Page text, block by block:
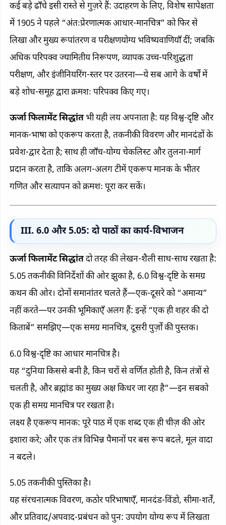
कई बड़े ढाँचे इसी रास्ते से गुज़रे हैं: उदाहरण के लिए, विशेष सापेक्षता
में 1905 ने पहले “अंतःप्रेरणात्मक आधार-मानचित्र” को फिर से
लिखा और मुख्य रूपांतरण व परीक्षणयोग्य भविष्यवाणियाँ दीं; जबकि
अधिक परिपक्व ज्यामितीय निरूपण, व्यापक उच्च-परिशुद्धता
परीक्षण, और इंजीनियरिंग-स्तर पर उतरना—ये सब आगे के वर्षों में
बड़े शोध-समूह द्वारा क्रमशः परिपक्व किए गए।
ऊर्जा फिलामेंट सिद्धांतभी यही लय अपनाता है: यह विश्व-दृष्टि और
मानक-भाषा को एकरूप करता है, तकनीकी विवरण और मानदंडों के
प्रवेश-द्वार देता है; साथ ही जाँच-योग्य चेकलिस्ट और तुलना-मार्ग
प्रदान करता है, ताकि अलग-अलग टीमें एकरूप मानक के भीतर
गणित और सत्यापन को क्रमशः पूरा कर सकें।
III. 6.0 और 5.05: दो पाठों का कार्य-विभाजन
ऊर्जा फिलामेंट सिद्धांतदो तरह की लेखन-शैली साथ-साथ रखता है:
5.05 तकनीकी विनिर्देशों की ओर झुका है, 6.0 विश्व-दृष्टि के समग्र
कथन की ओर। दोनों समानांतर चलते हैं—एक-दूसरे को “अमान्य”
नहीं करते—पर उनकी भूमिकाएँ अलग हैं: इन्हें “एक ही शहर की दो
किताबें” समझिए—एक समग्र मानचित्र, दूसरी पुर्ज़ों की पुस्तक।
6.0 विश्व-दृष्टि का आधार मानचित्र है।
यह “दुनिया किससे बनी है, किन चरों से वर्णित होती है, किन तंत्रों से
चलती है, और ब्रह्मांड का मुख्य अक्ष किधर जा रहा है”—इन सबको
एक ही समग्र मानचित्र पर रखता है।
लक्ष्य है एकरूप मानक: पूरे पाठ में एक शब्द एक ही चीज़ की ओर
इशारा करे; और एक तंत्र विभिन्न पैमानों पर बस रूप बदले, मूल वादा
न बदले।
5.05 तकनीकी पुस्तिका है।
यह संरचनात्मक विवरण, कठोर परिभाषाएँ, मानदंड-विंडो, सीमा-शर्तें,
और प्रतिवाद/अपवाद-प्रबंधन को पुन: उपयोग योग्य रूप में लिखता